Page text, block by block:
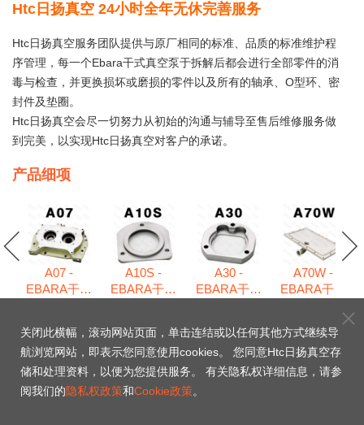
Htc日扬真空 24小时全年无休完善服务
Htc日扬真空服务团队提供与原厂相同的标准、品质的标准维护程
序管理，每一个Ebara干式真空泵于拆解后都会进行全部零件的消
毒与检查，并更换损坏或磨损的零件以及所有的轴承、O型环、密
封件及垫圈。
Htc日扬真空会尽一切努力从初始的沟通与辅导至售后维修服务做
到完美，以实现Htc日扬真空对客户的承诺。
产品细项
A07 -
EBARA干式
A10S -
EBARA干式
A30 -
EBARA干式
A70W -
EBARA干式
80.25 - EBARA干式真
关闭此横幅，滚动网站页面，单击连结或以任何其他方式继续导
航浏览网站，即表示您同意使用cookies。 您同意Htc日扬真空存
储和处理资料，以便为您提供服务。 有关隐私权详细信息，请参
阅我们的隐私权政策和Cookie政策。